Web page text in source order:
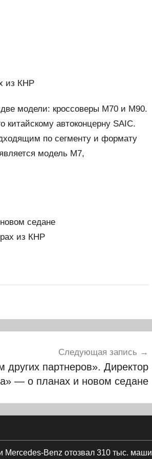
из КНР
модели: кроссоверы М70 и М90.
автоконцерну SAIC.
по сегменту и формату
модель M7,
седане
из КНР
Следующая запись
других партнеров». Директор
— о планах и новом седане
Mercedes-Benz отозвал 310 тыс.